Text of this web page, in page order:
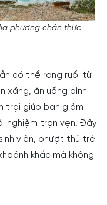
phương chân thực
có thể rong ruổi từ
xăng, ăn uống bình
trại giúp bạn giảm
nghiệm trọn vẹn. Đây
viên, phượt thủ trẻ
khắc mà không